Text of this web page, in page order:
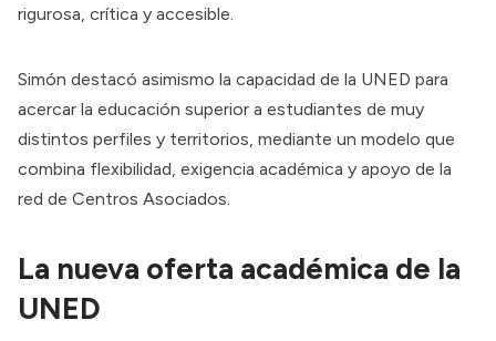
rigurosa, crítica y accesible.
Simón destacó asimismo la capacidad de la UNED para
acercar la educación superior a estudiantes de muy
distintos perfiles y territorios, mediante un modelo que
combina flexibilidad, exigencia académica y apoyo de la
red de Centros Asociados.
La nueva oferta académica de la
UNED